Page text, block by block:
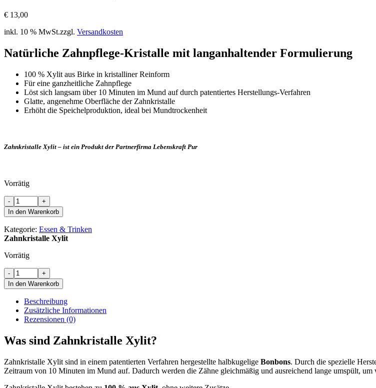
€ 13,00
inkl. 10 % MwSt.zzgl. Versandkosten
Natürliche Zahnpflege-Kristalle mit langanhaltender Formulierung
100 % Xylit aus Birke in kristalliner Reinform
Für eine ganzheitliche Zahnpflege
Löst sich langsam über 10 Minuten im Mund auf durch patentiertes Herstellungs-Verfahren
Glatte, angenehme Oberfläche der Zahnkristalle
Erhöht die Speichelproduktion, ideal bei Mundtrockenheit
Zahnkristalle Xylit – ist ein Produkt der Partnerfirma Lebenskraft Pur
Vorrätig
Zahnkristalle
Xylit
Menge
-
+
In den Warenkorb
Kategorie: Essen & Trinken
Zahnkristalle Xylit
Vorrätig
Zahnkristalle
Xylit
Menge
-
+
In den Warenkorb
Beschreibung
Zusätzliche Informationen
Rezensionen (0)
Was sind Zahnkristalle Xylit?
Zahnkristalle Xylit sind in einem patentierten Verfahren hergestellte halbkugelige Bonbons. Durch die spezielle
Zeitraum von 10 Minuten im Mund auf. Dadurch werden die Zähne gleichmäßig und ausreichend lange umspült,